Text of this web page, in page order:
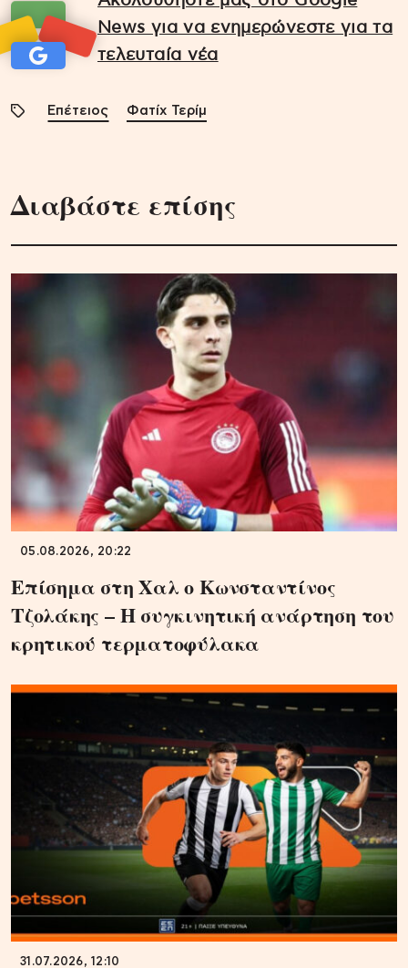
News για να ενημερώνεστε για τα
τελευταία νέα
Επέτειος Φατίχ Τερίμ
Διαβάστε επίσης
05.08.2026, 20:22
Επίσημα στη Χαλ ο Κωνσταντίνος
Τζολάκης – Η συγκινητική ανάρτηση του
κρητικού τερματοφύλακα
31.07.2026, 12:10